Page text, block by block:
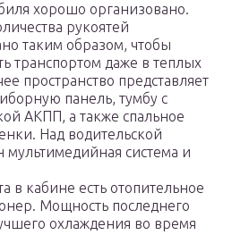
хорошо организовано.
рукоятей
таким образом, чтобы
транспортом даже в теплых
пространство представляет
панель, тумбу с
АКПП, а также спальное
Над водительской
мультимедийная система и
в кабине есть отопительное
Мощность последнего
охлаждения во время